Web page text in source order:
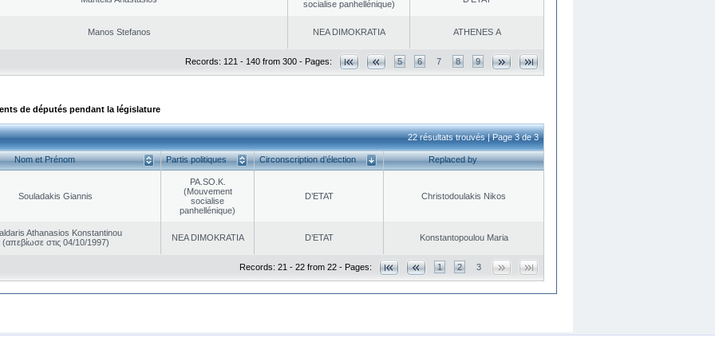
socialise panhellénique)
Manos Stefanos NEA DΙMOKRATIA ATHENES Α
Records: 121 - 140 from 300 - Pages: 5 6 7 8 9
de députés pendant la législature
22 résultats trouvés | Page 3 de 3
Nom et Prénom Partis politiques Circonscription d’élection Replaced by
Souladakis Giannis
PA.SO.K.
(Mouvement
socialise
panhellénique)
D’ETAT Christodoulakis Nikos
Athanasios Konstantinou
(απεβίωσε στις 04/10/1997)
NEA DΙMOKRATIA D’ETAT Konstantopoulou Maria
Records: 21 - 22 from 22 - Pages: 1 2 3